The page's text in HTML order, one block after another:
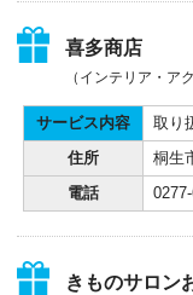
喜多商店
（インテリア・ア
サービス内容 取り
住所 桐生
電話
きものサロン